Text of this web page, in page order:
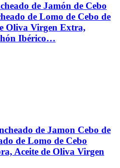
de Jamón de Cebo
de Lomo de Cebo de
Oliva Virgen Extra,
Ibérico…
de Jamon Cebo de
de Lomo de Cebo
Aceite de Oliva Virgen